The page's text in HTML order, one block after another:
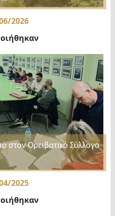
2026
στον Ορειβατικό Σύλλογο
2025